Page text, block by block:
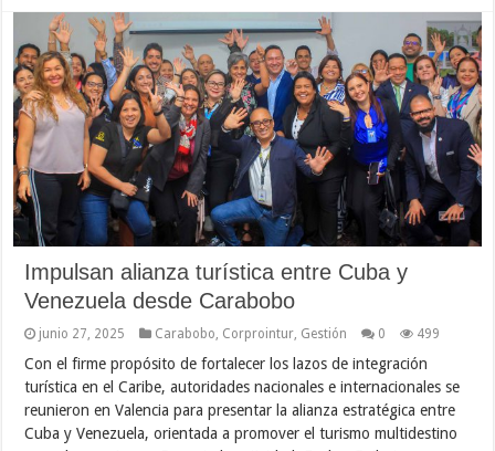
Impulsan alianza turística entre Cuba y
Venezuela desde Carabobo
junio 27, 2025 Carabobo, Corprointur, Gestión 0 499
Con el firme propósito de fortalecer los lazos de integración
turística en el Caribe, autoridades nacionales e internacionales se
reunieron en Valencia para presentar la alianza estratégica entre
Cuba y Venezuela, orientada a promover el turismo multidestino